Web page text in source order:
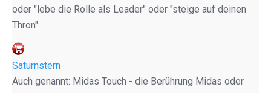
oder "lebe die Rolle als Leader" oder "steige auf deinen
Thron"
Saturnstern
Auch genannt: Midas Touch - die Berührung Midas oder